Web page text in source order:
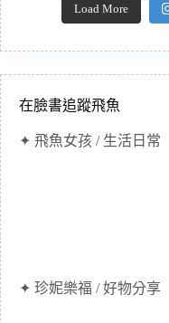
Load More
在臉書追蹤飛魚
✦ 飛魚女孩 / 生活日常
✦ 珍妮樂福 / 好物分享